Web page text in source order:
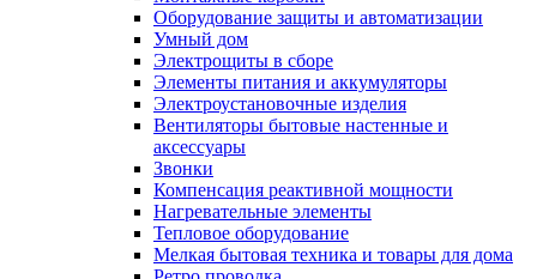
Оборудование защиты и автоматизации
Умный дом
Электрощиты в сборе
Элементы питания и аккумуляторы
Электроустановочные изделия
Вентиляторы бытовые настенные и
аксессуары
Звонки
Компенсация реактивной мощности
Нагревательные элементы
Тепловое оборудование
Мелкая бытовая техника и товары для дома